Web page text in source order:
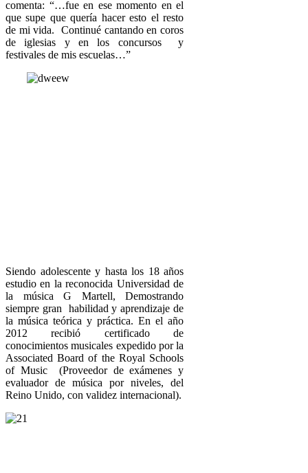
comenta: “…fue en ese momento en el
que supe que quería hacer esto el resto
de mi vida. Continué cantando en coros
de iglesias y en los concursos y
festivales de mis escuelas…”
Siendo adolescente y hasta los 18 años
estudio en la reconocida Universidad de
la música G Martell, Demostrando
siempre gran habilidad y aprendizaje de
la música teórica y práctica. En el año
2012 recibió certificado de
conocimientos musicales expedido por la
Associated Board of the Royal Schools
of Music (Proveedor de exámenes y
evaluador de música por niveles, del
Reino Unido, con validez internacional).